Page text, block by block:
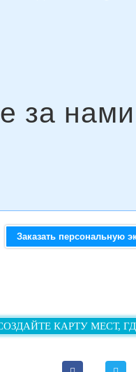
Заказать персональную
КАРТУ МЕСТ,